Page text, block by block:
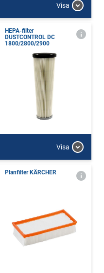
Visa
HEPA-filter
DUSTCONTROL DC
1800/2800/2900
Visa
Planfilter KÄRCHER